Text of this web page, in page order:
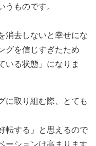
ものです。
消去しないと幸せにな
グを信じすぎたため
いる状態」になりま
に取り組む際、とても
転する」と思えるので
ーションは高まります